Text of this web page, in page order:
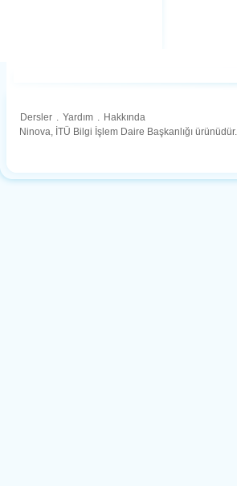
Dersler . Yardım . Hakkında
Ninova, İTÜ Bilgi İşlem Daire Başkanlığı